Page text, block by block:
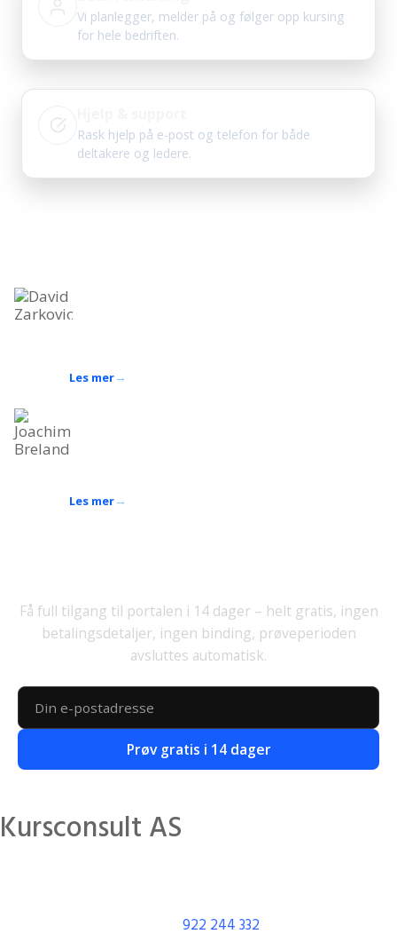
Vi planlegger, melder på og følger opp kursing
for hele bedriften.
Rask hjelp på e-post og telefon for både
deltakere og ledere.
Fagekspert innen arbeid i høyden og
Les mer
Fagansvarlig for praktisk opplæring
Les mer
Få full tilgang til portalen i 14 dager – helt gratis, ingen
betalingsdetaljer, ingen binding, prøveperioden
avsluttes automatisk.
Prøv gratis i 14 dager
Kursconsult AS
922 244 332